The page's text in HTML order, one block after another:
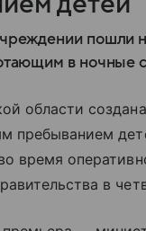
пошли
в ночные
области
пребыванием
время
в